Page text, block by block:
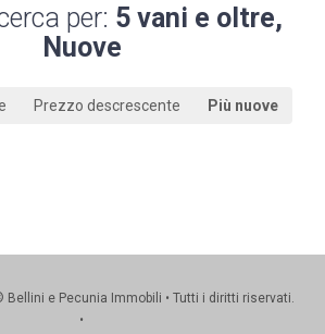
per: 5 vani e oltre,
Nuove
Prezzo descrescente Più nuove
Bellini e Pecunia Immobili • Tutti i diritti riservati.
•